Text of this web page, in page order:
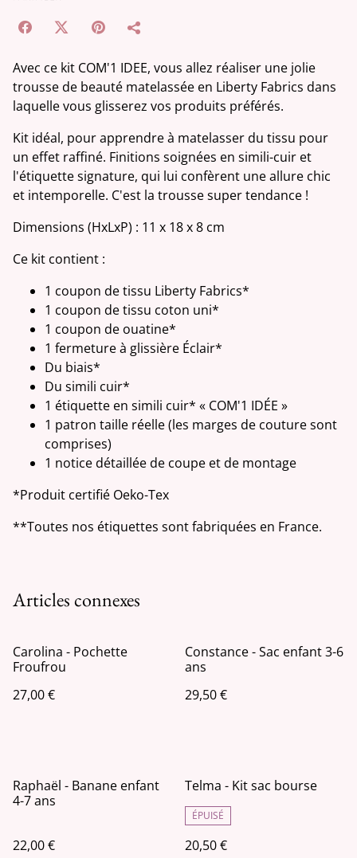
Avec ce kit COM'1 IDEE, vous allez réaliser une jolie
trousse de beauté matelassée en Liberty Fabrics dans
laquelle vous glisserez vos produits préférés.
Kit idéal, pour apprendre à matelasser du tissu pour
un effet raffiné. Finitions soignées en simili-cuir et
l'étiquette signature, qui lui confèrent une allure chic
et intemporelle. C'est la trousse super tendance !
Dimensions (HxLxP) : 11 x 18 x 8 cm
Ce kit contient :
1 coupon de tissu Liberty Fabrics*
1 coupon de tissu coton uni*
1 coupon de ouatine*
1 fermeture à glissière Éclair*
Du biais*
Du simili cuir*
1 étiquette en simili cuir* « COM'1 IDÉE »
1 patron taille réelle (les marges de couture sont
comprises)
1 notice détaillée de coupe et de montage
*Produit certifié Oeko-Tex
**Toutes nos étiquettes sont fabriquées en France.
Articles connexes
Carolina - Pochette
Froufrou
27,00 €
Constance - Sac enfant 3-6
ans
29,50 €
Raphaël - Banane enfant
4-7 ans
22,00 €
Telma - Kit sac bourse
ÉPUISÉ
20,50 €